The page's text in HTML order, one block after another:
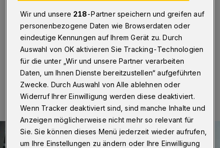
Betr.: Sanierung der Realschule Leimbacher Straße /
Rundschau-Leserbrief
06.05.2023 , 14:00 Uhr Eine Minute Lesezeit
Wir und unsere 218-Partner speichern und greifen auf
personenbezogene Daten wie Browserdaten oder
eindeutige Kennungen auf Ihrem Gerät zu. Durch
Auswahl von OK aktivieren Sie Tracking-Technologien
für die unter „Wir und unsere Partner verarbeiten
Daten, um Ihnen Dienste bereitzustellen“ aufgeführten
Zwecke. Durch Auswahl von Alle ablehnen oder
Widerruf Ihrer Einwilligung werden diese deaktiviert.
Wenn Tracker deaktiviert sind, sind manche Inhalte und
Anzeigen möglicherweise nicht mehr so relevant für
Sie. Sie können dieses Menü jederzeit wieder aufrufen,
um Ihre Einstellungen zu ändern oder Ihre Einwilligung